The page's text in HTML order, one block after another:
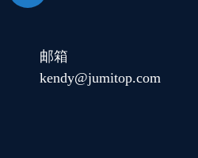
邮箱
kendy@jumitop.com